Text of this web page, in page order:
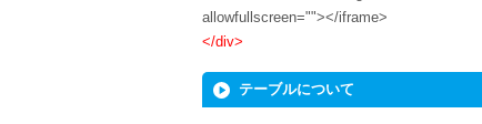
allowfullscreen=""></iframe>
</div>
テーブルについて